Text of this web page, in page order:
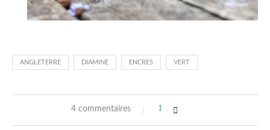
ANGLETERRE DIAMINE ENCRES VERT
4 commentaires 1